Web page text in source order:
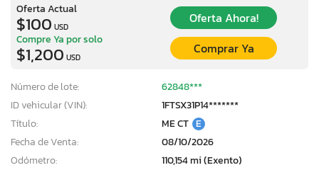
Oferta Actual
$100 USD
Oferta Ahora!
Compre Ya por solo
$1,200 USD
Comprar Ya
Número de lote:
62848***
ID vehicular (VIN):
1FTSX31P14*******
Título:
ME CT E
Fecha de Venta:
08/10/2026
Odómetro:
110,154 mi (Exento)